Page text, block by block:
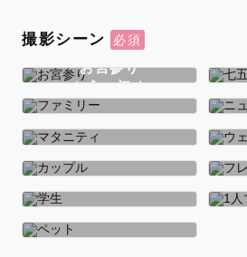
撮影シーン
お宮参り
お食い初め
ファミリー
マタニティ
カップル
学生